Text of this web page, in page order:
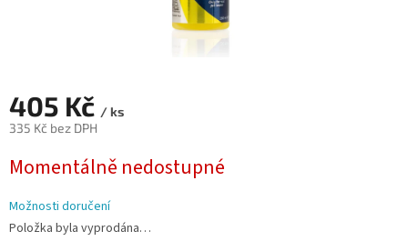
405 Kč / ks
335 Kč bez DPH
cena:
Momentálně nedostupné
Možnosti doručení
Položka byla vyprodána…